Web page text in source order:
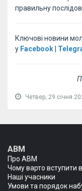
правильну
Ключові новини
у Facebook
Четвер, 29 січня
АВМ
Про АВМ
Чому варто вступити
Наші учасники
Умови та порядок